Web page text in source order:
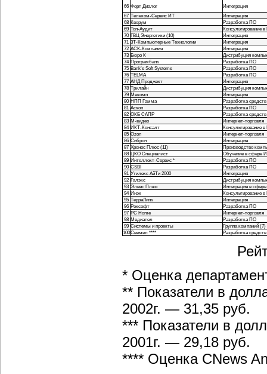
66 Форт Диалог
Интеграция
67 Телеком-Сервис ИТ
Интеграция
68 Кворум
Разработка ПО
69 Топ-Аудит
Консультирование
70 ГВЦ Энергетики (10)
Интеграция
71 3Т-Компьютерные Технологии
Интеграция
72 АСК-Компания
Интеграция
73 Бюро К
Дистрибуция
74 Програмбанк
Разработка ПО
75 Bank’s Soft Systems
Разработка ПО
76 TELMA
Разработка ПО
77 АНД Проджект
Интеграция
78 Трилайн
Дистрибуция
79 Мекомп
Интеграция
80 НПП Гамма
Разработка
81 Аскон
Разработка ПО
82 ОКБ САПР
Разработка
83 М-видео
Интернет-торговля
84 ИКТ-Консалт
Консультирование
85 Ozon
Интернет-торговля
86 Сиброн
Интеграция
87 Хронос Плюс (11)
Производство
88 ЦКО Специалист
Обучение в сфере
89 Интеллект-Сервис *
Разработка ПО
90 CSBI
Разработка ПО
91 Утилекс АйТи 2000
Интеграция
92 Галэкс
Дистрибуция
93 Элвис Плюс
Интеграция в
94 Инэк
Консультирование
95 ТерраЛинк
Интеграция
96 Рексофт
Разработка ПО
97 PC Home
Интернет-торговля
98 Медиател
Разработка ПО
99 Системы и проекты
Группа компаний (7)
100Свемел **** Разработка
* Оценка
** Показатели в
2002г. — 31,35 руб.
*** Показатели в
2001г. — 29,18 руб.
**** Оценка CNews